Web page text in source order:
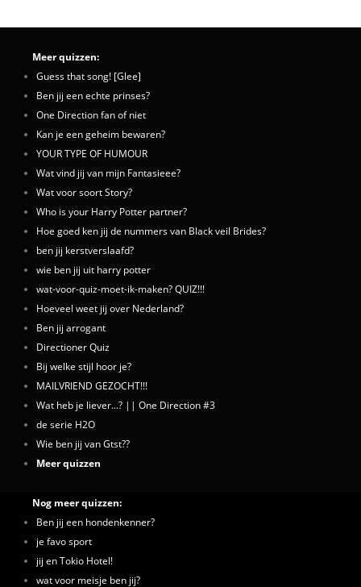
Meer quizzen:
Guess that song! [Glee]
Ben jij een echte prinses?
One Direction fan of niet
Kan je een geheim bewaren?
YOUR TYPE OF HUMOUR
Wat vind jij van mijn Fantasieee?
Wat voor soort Story?
Who is your Harry Potter partner?
Hoe goed ken jij de nummers van Black veil Brides?
ben jij kerstverslaafd?
wie ben jij uit harry potter
wat-voor-quiz-moet-ik-maken? QUIZ!!!
Hoeveel weet jij over Nederland?
Ben jij arrogant
Directioner Quiz
Bij welke stijl hoor je?
MAILVRIEND GEZOCHT!!!
Wat heb je liever...? || One Direction #3
de serie H2O
Wie ben jij van Gtst??
Meer quizzen
Nog meer quizzen:
Ben jij een hondenkenner?
je favo sport
jij en Tokio Hotel!
wat voor meisje ben jij?